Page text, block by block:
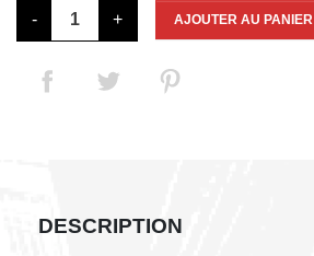
- + AJOUTER AU PANIER
DESCRIPTION